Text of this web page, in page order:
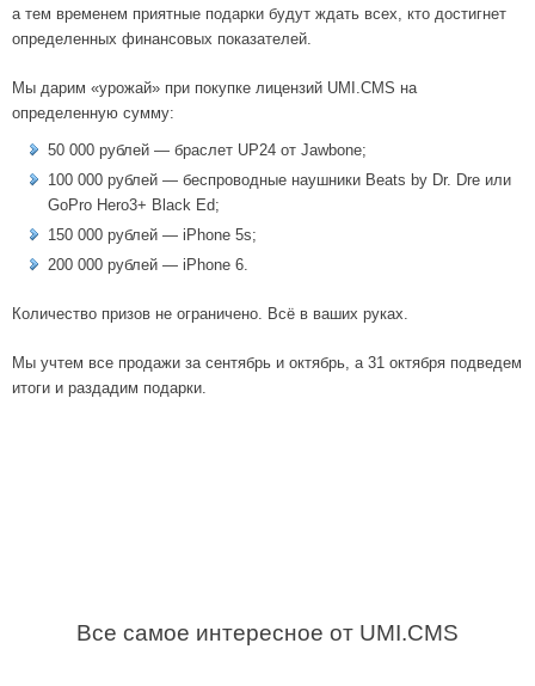
а тем временем приятные подарки будут ждать всех, кто достигнет
определенных финансовых показателей.
Мы дарим «урожай» при покупке лицензий UMI.CMS на
определенную сумму:
50 000 рублей — браслет UP24 от Jawbone;
100 000 рублей — беспроводные наушники Beats by Dr. Dre или
GoPro Hero3+ Black Ed;
150 000 рублей — iPhone 5s;
200 000 рублей — iPhone 6.
Количество призов не ограничено. Всё в ваших руках.
Мы учтем все продажи за сентябрь и октябрь, а 31 октября подведем
итоги и раздадим подарки.
Все самое интересное от UMI.CMS